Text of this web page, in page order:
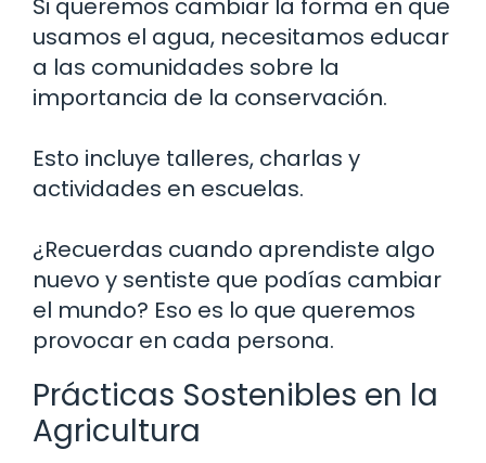
Si queremos cambiar la forma en que
usamos el agua, necesitamos educar
a las comunidades sobre la
importancia de la conservación.
Esto incluye talleres, charlas y
actividades en escuelas.
¿Recuerdas cuando aprendiste algo
nuevo y sentiste que podías cambiar
el mundo? Eso es lo que queremos
provocar en cada persona.
Prácticas Sostenibles en la
Agricultura